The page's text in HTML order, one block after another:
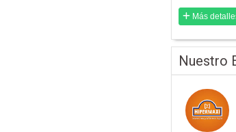
Más
Nuestro